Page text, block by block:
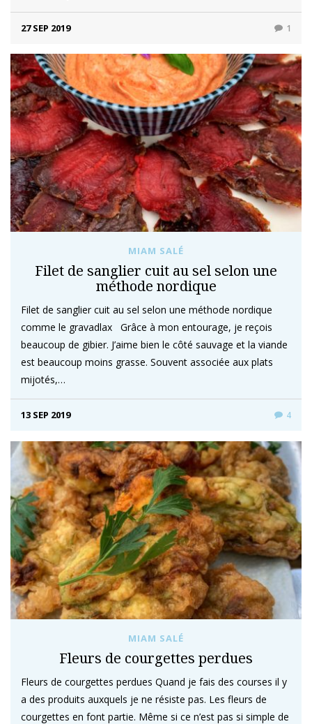
27 SEP 2019 1
MIAM SALÉ
Filet de sanglier cuit au sel selon une
méthode nordique
Filet de sanglier cuit au sel selon une méthode nordique
comme le gravadlax Grâce à mon entourage, je reçois
beaucoup de gibier. J’aime bien le côté sauvage et la viande
est beaucoup moins grasse. Souvent associée aux plats
mijotés,…
13 SEP 2019 4
MIAM SALÉ
Fleurs de courgettes perdues
Fleurs de courgettes perdues Quand je fais des courses il y
a des produits auxquels je ne résiste pas. Les fleurs de
courgettes en font partie. Même si ce n’est pas si simple de